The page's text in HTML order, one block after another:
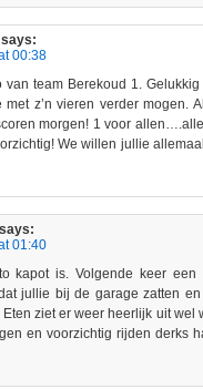
says:
00:38
van team Berekoud 1.
met z’n vieren verder mogen.
morgen! 1 voor
We willen jullie
says:
01:40
kapot is. Volgende keer
jullie bij de garage zatten
Eten ziet er weer heerlijk uit wel
en voorzichtig rijden derks